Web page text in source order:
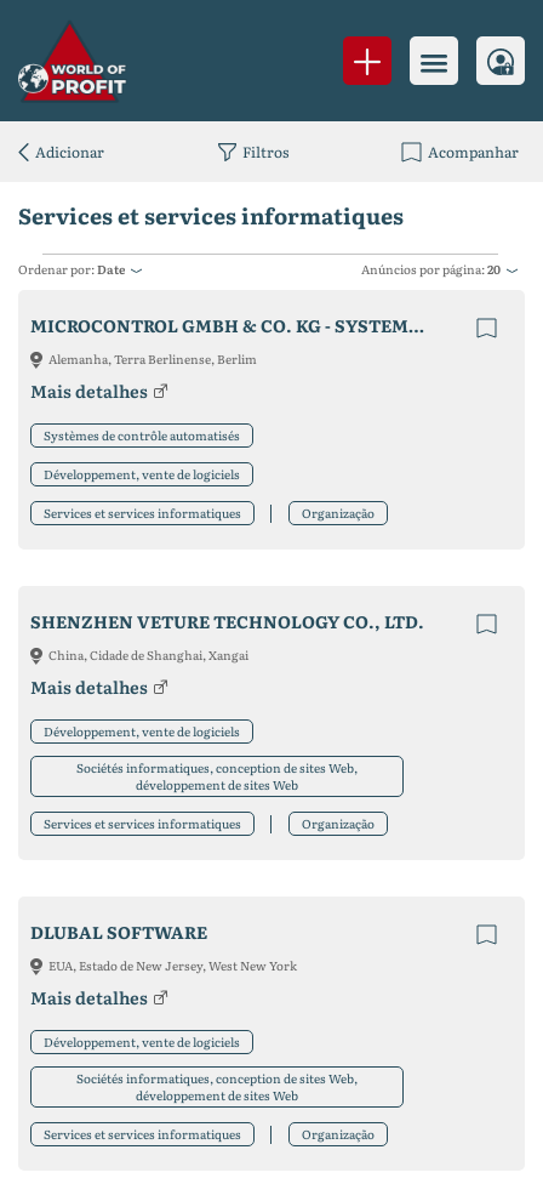
Services et services informatiques
Ordenar por:Date Anúncios por página:20
MICROCONTROL GMBH & CO. KG - SYSTEMHAUS FÜR AUTOMATISIERUNG
Alemanha, Terra Berlinense, Berlim
Mais detalhes
Systèmes de contrôle automatisés
Développement, vente de logiciels
Services et services informatiques Organização
SHENZHEN VETURE TECHNOLOGY CO., LTD.
China, Cidade de Shanghai, Xangai
Mais detalhes
Développement, vente de logiciels
Sociétés informatiques, conception de sites Web,
développement de sites Web
Services et services informatiques Organização
DLUBAL SOFTWARE
EUA, Estado de New Jersey, West New York
Mais detalhes
Développement, vente de logiciels
Sociétés informatiques, conception de sites Web,
développement de sites Web
Services et services informatiques Organização
Adicionar Filtros Acompanhar